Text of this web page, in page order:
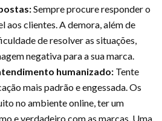
Sempre procure responder o
aos clientes. A demora, além de
de resolver as situações,
negativa para a sua marca.
humanizado: Tente
mais padrão e engessada. Os
no ambiente online, ter um
e verdadeiro com as marcas. Uma